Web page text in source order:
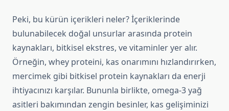
Peki, bu kürün içerikleri neler? İçeriklerinde
bulunabilecek doğal unsurlar arasında protein
kaynakları, bitkisel ekstres, ve vitaminler yer alır.
Örneğin, whey proteini, kas onarımını hızlandırırken,
mercimek gibi bitkisel protein kaynakları da enerji
ihtiyacınızı karşılar. Bununla birlikte, omega-3 yağ
asitleri bakımından zengin besinler, kas gelişiminizi